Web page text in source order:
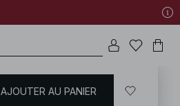
AJOUTER AU PANIER